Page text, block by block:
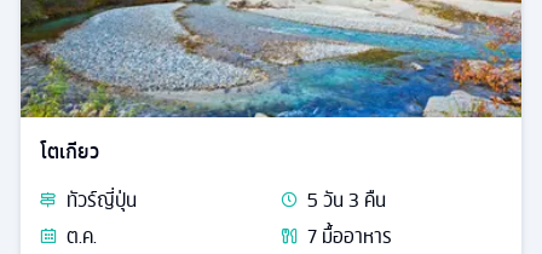
โตเกียว
ทัวร์ญี่ปุ่น 5วัน3 คืน
ต.ค.
7มื้ออาหาร